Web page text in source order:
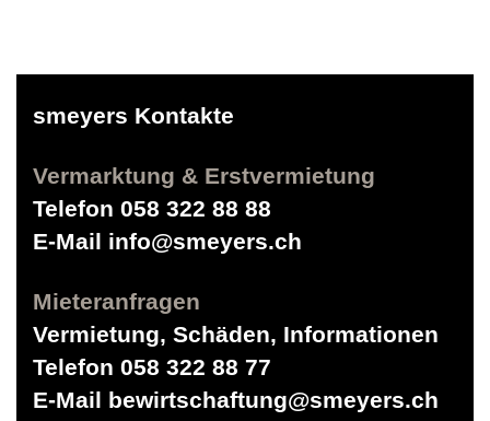
smeyers Kontakte
Vermarktung & Erstvermietung
Telefon 058 322 88 88
E-Mail info@smeyers.ch
Mieteranfragen
Vermietung, Schäden, Informationen
Telefon 058 322 88 77
E-Mail bewirtschaftung@smeyers.ch